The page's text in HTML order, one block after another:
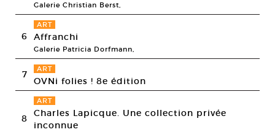
Galerie Christian Berst,
6
ART
Affranchi
Galerie Patricia Dorfmann,
7 ART
OVNi folies ! 8e édition
8
ART
Charles Lapicque. Une collection privée
inconnue